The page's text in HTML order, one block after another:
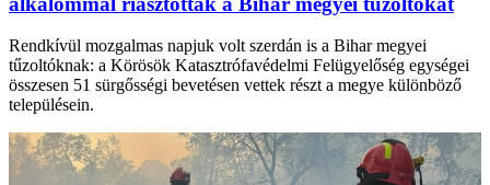
Rendkívül mozgalmas napjuk volt szerdán is a Bihar megyei
tűzoltóknak: a Körösök Katasztrófavédelmi Felügyelőség egységei
összesen 51 sürgősségi bevetésen vettek részt a megye különböző
településein.